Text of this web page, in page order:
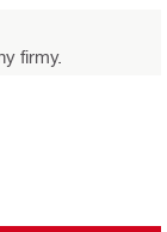
firmy.